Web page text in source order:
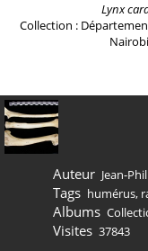
Lynx
Collection :
Auteur Jean-
Tags humérus,
Albums
Visites 37843